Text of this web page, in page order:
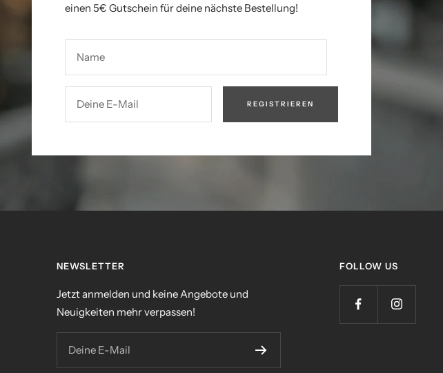
einen 5€ Gutschein für deine nächste Bestellung!
Name
Deine E-Mail REGISTRIEREN
NEWSLETTER
Jetzt anmelden und keine Angebote und
Neuigkeiten mehr verpassen!
Deine E-Mail
FOLLOW US